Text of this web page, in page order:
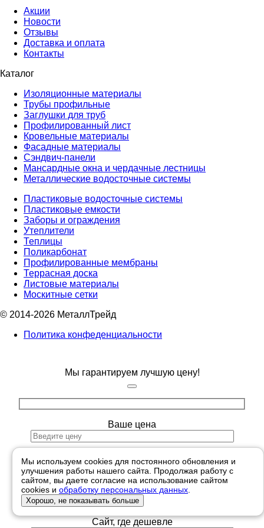
Акции
Новости
Отзывы
Доставка и оплата
Контакты
Каталог
Изоляционные материалы
Трубы профильные
Заглушки для труб
Профилированный лист
Кровельные материалы
Фасадные материалы
Сэндвич-панели
Мансардные окна и чердачные лестницы
Металлические водосточные системы
Пластиковые водосточные системы
Пластиковые емкости
Заборы и ограждения
Утеплители
Теплицы
Поликарбонат
Профилированные мембраны
Террасная доска
Листовые материалы
Москитные сетки
© 2014-2026 МеталлТрейд
Политика конфеденциальности
Мы гарантируем лучшую цену!
Ваше цена
Телефон
Сайт, где дешевле
Мы используем cookies для постоянного обновления и
улучшения работы нашего сайта. Продолжая работу с
сайтом, вы даете согласие на использование сайтом
cookies и обработку персональных данных
Хорошо, не показывать больше